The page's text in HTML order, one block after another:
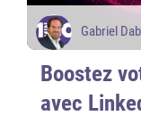
Gabriel
Boostez
avec